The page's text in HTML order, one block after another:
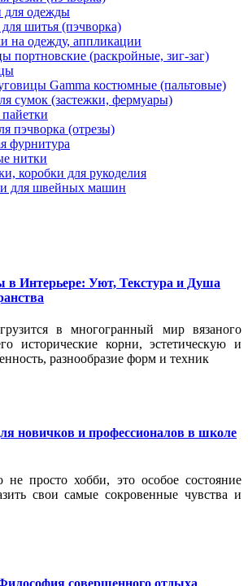
одежды
шитья (пэчворка)
на одежду, аппликации
портновские (раскройные, зиг-заг)
Gamma костюмные (пальтовые)
сумок (застежки, фермуары)
пэчворка (отрезы)
фурнитура
нитки
коробки для рукоделия
для швейных машин
в Интерьере: Уют, Текстура и Душа
в многогранный мир вязаного
исторические корни, эстетическую и
разнообразие форм и техник
новичков и профессионалов в школе
просто хобби, это особое состояние
свои самые сокровенные чувства и
совершенного отдыха